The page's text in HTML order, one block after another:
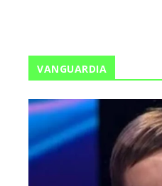
VANGUARDIA